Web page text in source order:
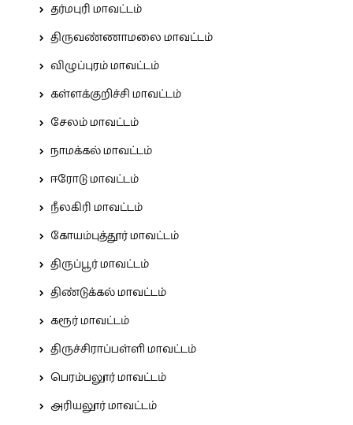
தர்மபுரி மாவட்டம்
திருவண்ணாமலை மாவட்டம்
விழுப்புரம் மாவட்டம்
கள்ளக்குறிச்சி மாவட்டம்
சேலம் மாவட்டம்
நாமக்கல் மாவட்டம்
ஈரோடு மாவட்டம்
நீலகிரி மாவட்டம்
கோயம்புத்தூர் மாவட்டம்
திருப்பூர் மாவட்டம்
திண்டுக்கல் மாவட்டம்
கரூர் மாவட்டம்
திருச்சிராப்பள்ளி மாவட்டம்
பெரம்பலூர் மாவட்டம்
அரியலூர் மாவட்டம்